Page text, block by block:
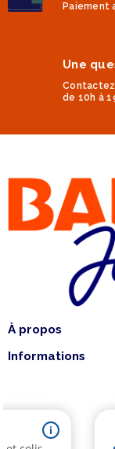
Paiement
Une
de 10h à
À propos
Informations